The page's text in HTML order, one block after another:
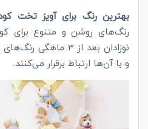
بهترین رنگ برای آویز تخت
رنگ‌های روشن و متنوع برای
نوزادان بعد از 3
و با آن‌ها ارتباط برقرار می‌کنند.